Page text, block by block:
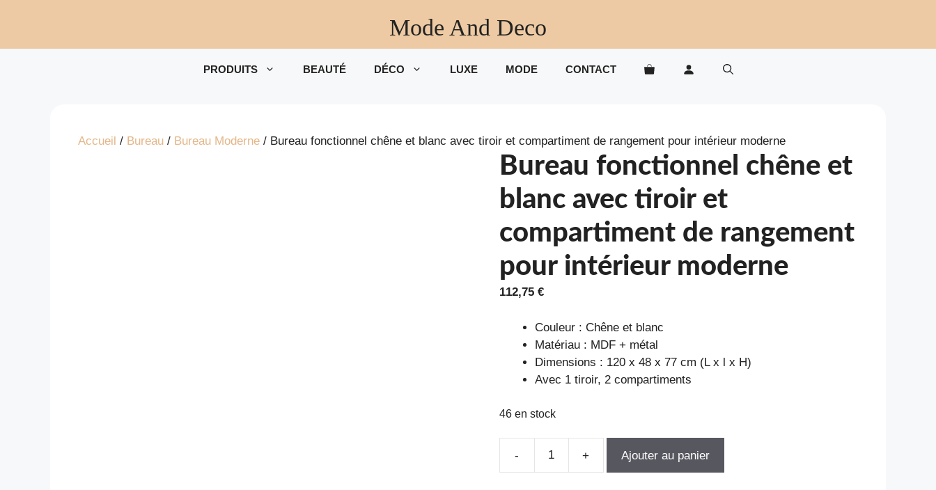
Mode And Deco
PRODUITS BEAUTÉ DÉCO LUXE MODE CONTACT
Accueil / Bureau / Bureau Moderne / Bureau fonctionnel chêne et blanc avec tiroir et compartiment de rangement pour intérieur moderne
Bureau fonctionnel chêne et
blanc avec tiroir et
compartiment de rangement
pour intérieur moderne
112,75 €
Couleur : Chêne et blanc
Matériau : MDF + métal
Dimensions : 120 x 48 x 77 cm (L x l x H)
Avec 1 tiroir, 2 compartiments
46 en stock
Ajouter au panier